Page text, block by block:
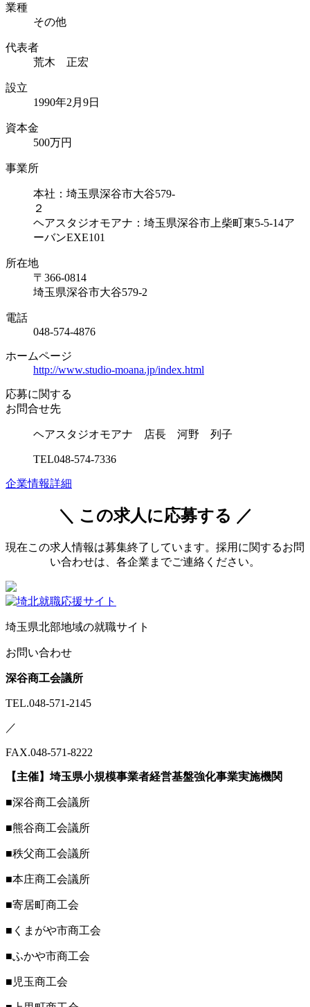
業種
その他
代表者
荒木 正宏
設立
1990年2月9日
資本⾦
500万円
事業所
本社：埼玉県深谷市大谷579-
ヘアスタジオモアナ：埼玉県深谷市上柴町東5-5-14ア
ーバンEXE101
所在地
〒366-0814
埼玉県深谷市大谷579-2
電話
048-574-4876
ホームページ
http://www.studio-moana.jp/index.html
応募に関する
お問合せ先
ヘアスタジオモアナ 店長 河野 列子
TEL048-574-7336
企業情報詳細
＼ この求人に応募する ／
現在この求人情報は募集終了しています。採用に関するお問
い合わせは、各企業までご連絡ください。
埼玉県北部地域の就職サイト
お問い合わせ
深谷商工会議所
TEL.048-571-2145
／
FAX.048-571-8222
【主催】埼玉県小規模事業者経営基盤強化事業実施機関
■深谷商工会議所
■熊谷商工会議所
■秩父商工会議所
■本庄商工会議所
■寄居町商工会
■くまがや市商工会
■ふかや市商工会
■児玉商工会